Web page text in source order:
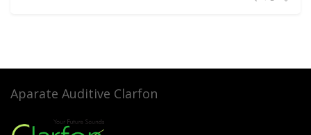
Aparate Auditive Clarfon